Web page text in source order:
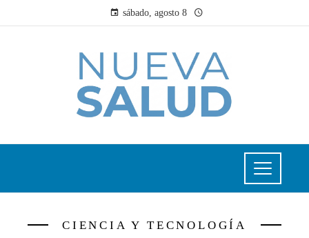
sábado, agosto 8
CIENCIA Y TECNOLOGÍA